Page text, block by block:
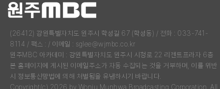
(26412) 강원특별자치도 원주시 학성길 67 (학성동) / 전화 : 033-741-
8114 / 팩스 : / 이메일 : sglee@wjmbc.co.kr
원주MBC 아카데미 : 강원특별자치도 원주시 시청로 22 리젠트프라자 6층
본 홈페이지에 게시된 이메일주소가 자동 수집되는 것을 거부하며, 이를 위반
시 정보통신망법에 의해 처벌됨을 유념하시기 바랍니다.
Copyright(c) 2026 by Wonju Munhwa Broadcasting Corporation. All